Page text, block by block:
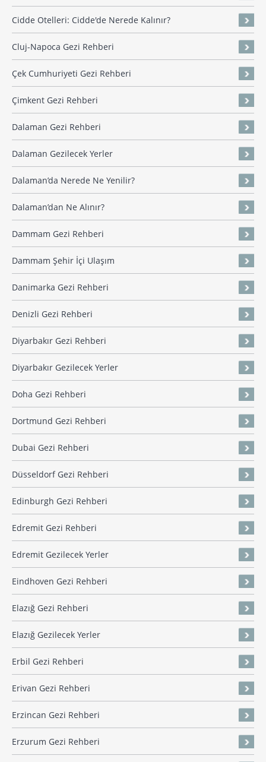
Cidde Otelleri: Cidde'de Nerede Kalınır?
Cluj-Napoca Gezi Rehberi
Çek Cumhuriyeti Gezi Rehberi
Çimkent Gezi Rehberi
Dalaman Gezi Rehberi
Dalaman Gezilecek Yerler
Dalaman’da Nerede Ne Yenilir?
Dalaman’dan Ne Alınır?
Dammam Gezi Rehberi
Dammam Şehir İçi Ulaşım
Danimarka Gezi Rehberi
Denizli Gezi Rehberi
Diyarbakır Gezi Rehberi
Diyarbakır Gezilecek Yerler
Doha Gezi Rehberi
Dortmund Gezi Rehberi
Dubai Gezi Rehberi
Düsseldorf Gezi Rehberi
Edinburgh Gezi Rehberi
Edremit Gezi Rehberi
Edremit Gezilecek Yerler
Eindhoven Gezi Rehberi
Elazığ Gezi Rehberi
Elazığ Gezilecek Yerler
Erbil Gezi Rehberi
Erivan Gezi Rehberi
Erzincan Gezi Rehberi
Erzurum Gezi Rehberi